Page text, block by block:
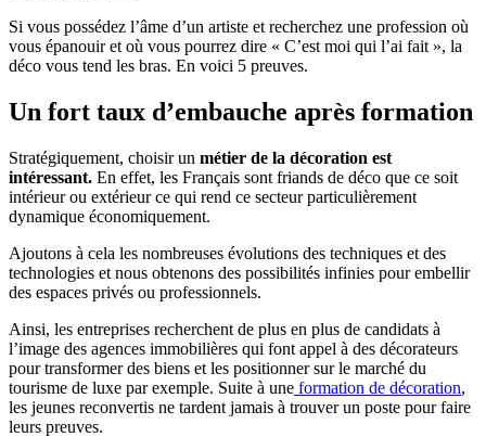
Si vous possédez l’âme d’un artiste et recherchez une profession où
vous épanouir et où vous pourrez dire « C’est moi qui l’ai fait », la
déco vous tend les bras. En voici 5 preuves.
Un fort taux d’embauche après formation
Stratégiquement, choisir un métier de la décoration est
intéressant. En effet, les Français sont friands de déco que ce soit
intérieur ou extérieur ce qui rend ce secteur particulièrement
dynamique économiquement.
Ajoutons à cela les nombreuses évolutions des techniques et des
technologies et nous obtenons des possibilités infinies pour embellir
des espaces privés ou professionnels.
Ainsi, les entreprises recherchent de plus en plus de candidats à
l’image des agences immobilières qui font appel à des décorateurs
pour transformer des biens et les positionner sur le marché du
tourisme de luxe par exemple. Suite à une formation de décoration,
les jeunes reconvertis ne tardent jamais à trouver un poste pour faire
leurs preuves.